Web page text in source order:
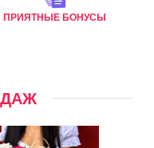
ПРИЯТНЫЕ БОНУСЫ